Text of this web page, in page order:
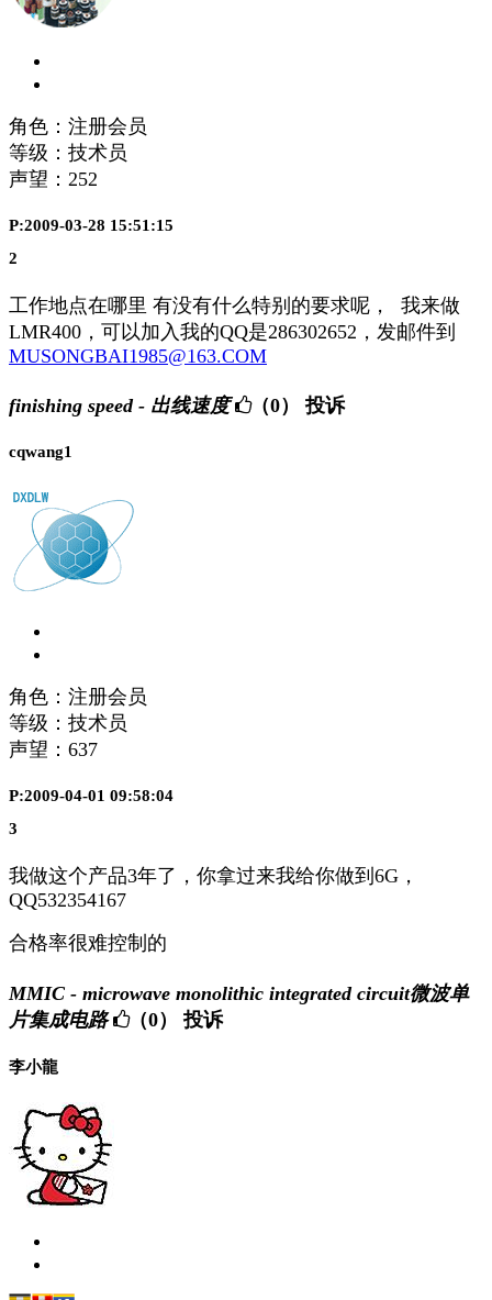
角色：注册会员
等级：技术员
声望： 252
P:2009-03-28 15:51:15
2
工作地点在哪里 有没有什么特别的要求呢， 我来做
LMR400，可以加入我的QQ是286302652，发邮件到
MUSONGBAI1985@163.COM
finishing speed - 出线速度 （0） 投诉
cqwang1
角色：注册会员
等级：技术员
声望： 637
P:2009-04-01 09:58:04
3
我做这个产品3年了，你拿过来我给你做到6G，
QQ532354167
合格率很难控制的
MMIC - microwave monolithic integrated circuit微波单
片集成电路
（0） 投诉
李小龍